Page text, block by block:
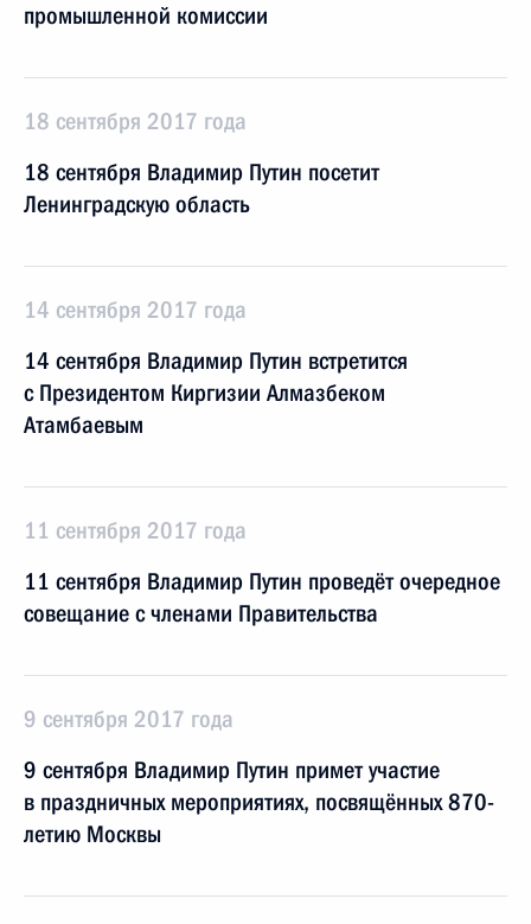
промышленной комиссии
18 сентября 2017 года
18 сентября Владимир Путин посетит
Ленинградскую область
14 сентября 2017 года
14 сентября Владимир Путин встретится
с Президентом Киргизии Алмазбеком
Атамбаевым
11 сентября 2017 года
11 сентября Владимир Путин проведёт очередное
совещание с членами Правительства
9 сентября 2017 года
9 сентября Владимир Путин примет участие
в праздничных мероприятиях, посвящённых 870-
летию Москвы